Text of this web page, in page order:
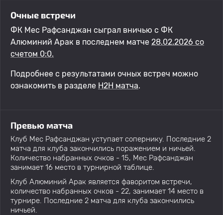
Очные встречи
ФК Мес Рафсанджан сыграл вничью с ФК
Алюминий Арак в последнем матче 28.02.2026 со
счетом 0:0.
Подробнее с результатами очных встреч можно
ознакомить в разделе H2H матча.
Превью матча
Клуб Мес Рафсанджан уступает сопернику. Последние 2
матча для клуба закончились поражением и ничьей.
Количество набранных очков - 15, Мес Рафсанджан
занимает 16 место в турнирной таблице.
Клуб Алюминий Арак является фаворитом встречи,
количество набранных очков - 22, занимает 14 место в
турнире. Последние 2 матча для клуба закончились
ничьей.